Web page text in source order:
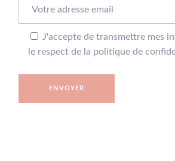
J'accepte de transmettre mes
le respect de la politique de
ENVOYER